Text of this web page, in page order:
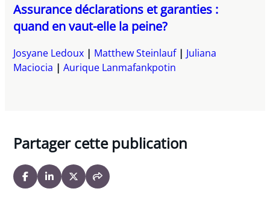
Assurance déclarations et garanties :
quand en vaut-elle la peine?
Josyane Ledoux Matthew Steinlauf
Juliana
Maciocia
Aurique Lanmafankpotin
Partager cette publication